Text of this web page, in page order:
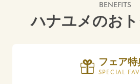
BENEFITS
ハナユメのお
フェア特
SPECIAL